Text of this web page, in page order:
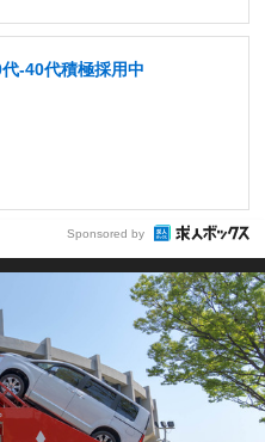
-40代積極採用中
Sponsored by